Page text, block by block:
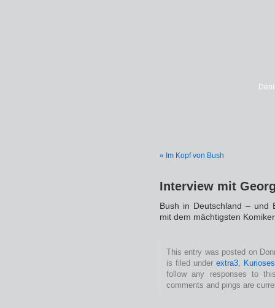
« Im Kopf von Bush
Interview mit
Bush in Deutschland – und
mit dem mächtigsten
This entry was posted on
is filed under extra3,
follow any responses to
comments and pings are